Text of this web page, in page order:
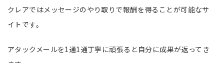
クレアではメッセージのやり取りで報酬を得ることが可能なサ
イトです。
アタックメールを1通1通丁寧に頑張ると自分に成果が返ってき